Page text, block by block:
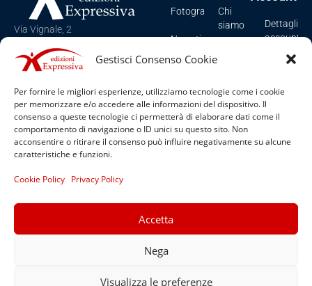
Gestisci Consenso Cookie
Per fornire le migliori esperienze, utilizziamo tecnologie come i cookie
per memorizzare e/o accedere alle informazioni del dispositivo. Il
consenso a queste tecnologie ci permetterà di elaborare dati come il
comportamento di navigazione o ID unici su questo sito. Non
acconsentire o ritirare il consenso può influire negativamente su alcune
caratteristiche e funzioni.
Cookie Policy Privacy Policy
Accetta
Nega
Visualizza le preferenze
Via Vignale, 2
Spezzano Albanese (CS), Italy
Tel e Fax: +39 0981/958276
Fotografia
Narrativa
Poesia
Ragazzi
Romanzi
Saggistica
Sport
Chi
siamo
Policy
(UE)
Dettagli
account
I miei
Carrello